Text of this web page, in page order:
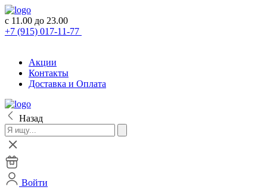
с 11.00 до 23.00
+7 (915) 017-11-77
Акции
Контакты
Доставка и Оплата
Назад
Войти